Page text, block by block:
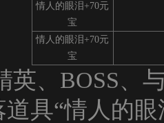
情人的眼泪+70元
宝
情人的眼泪+70元
宝
英、BOSS、
具“情人的眼